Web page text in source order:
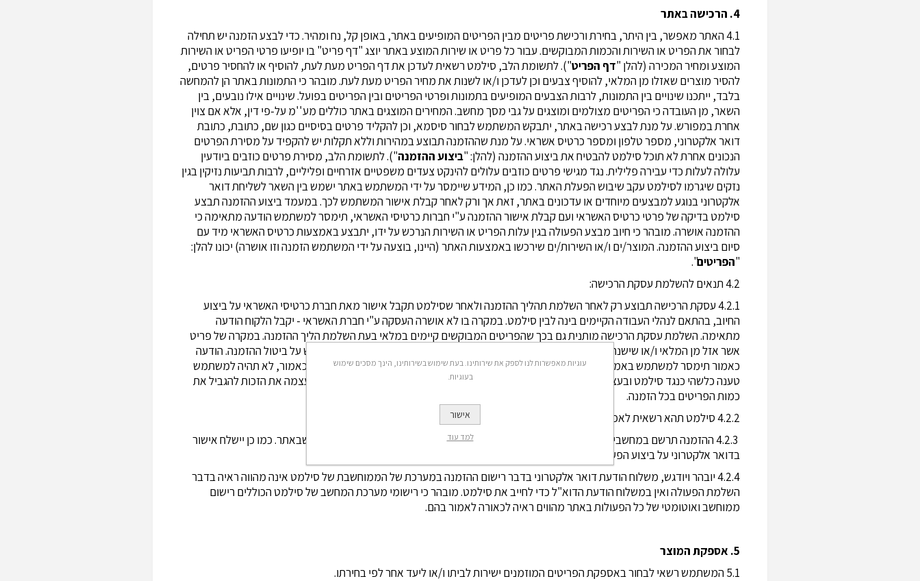
4. הרכישה באתר
4.1 האתר מאפשר, בין היתר, בחירת ורכישת פריטים מבין הפריטים המופיעים באתר, באופן קל, נח ומהיר. כדי לבצע הזמנה יש תחילה
לבחור את הפריט או השירות והכמות המבוקשים. עבור כל פריט או שירות המוצע באתר יוצג "דף פריט" בו יופיעו פרטי הפריט או השירות
המוצע ומחיר המכירה (להלן "דף הפריט"). לתשומת הלב, סילמט רשאית לעדכן את דף הפריט מעת לעת, להוסיף או להחסיר פרטים,
להסיר מוצרים שאזלו מן המלאי, להוסיף צבעים וכן לעדכן ו/או לשנות את מחיר הפריט מעת לעת. מובהר כי התמונות באתר הן להמחשה
בלבד, ייתכנו שינויים בין התמונות, לרבות הצבעים המופיעים בתמונות ופרטי הפריטים ובין הפריטים בפועל. שינויים אילו נובעים, בין
השאר, מן העובדה כי הפריטים מצולמים ומוצגים על גבי מסך מחשב. המחירים המוצגים באתר כוללים מע''מ על-פי דין, אלא אם צוין
אחרת במפורש. על מנת לבצע רכישה באתר, יתבקש המשתמש לבחור סיסמא, וכן להקליד פרטים בסיסיים כגון שם, כתובת, כתובת
דואר אלקטרוני, מספר טלפון ומספר כרטיס אשראי. על מנת שההזמנה תבוצע במהירות וללא תקלות יש להקפיד על מסירת הפרטים
הנכונים אחרת לא תוכל סילמט להבטיח את ביצוע ההזמנה (להלן: "ביצועההזמנה"). לתשומת הלב, מסירת פרטים כוזבים ביודעין
עלולה לעלות כדי עבירה פלילית. נגד מגישי פרטים כוזבים עלולים להינקט צעדים משפטיים אזרחיים ופליליים, לרבות תביעות נזיקין בגין
נזקים שיגרמו לסילמט עקב שיבוש הפעלת האתר. כמו כן, המידע שיימסר על ידי המשתמש באתר ישמש בין השאר לשליחת דואר
אלקטרוני בנוגע למבצעים מיוחדים או עדכונים באתר, זאת אך ורק לאחר קבלת אישור המשתמש לכך. במעמד ביצוע ההזמנה תבצע
סילמט בדיקה של פרטי כרטיס האשראי ועם קבלת אישור ההזמנה ע"י חברות כרטיסי האשראי, תימסר למשתמש הודעה מתאימה כי
ההזמנה אושרה. מובהר כי חיוב מבצע הפעולה בגין עלות הפריט או השירות הנרכש על ידו, יתבצע באמצעות כרטיס האשראי מיד עם
סיום ביצוע ההזמנה. המוצר/ים ו/או השירות/ים שירכשו באמצעות האתר (היינו, בוצעה על ידי המשתמש הזמנה וזו אושרה) יכונו להלן:
"הפריטים".
4.2 תנאים להשלמת עסקת הרכישה:
4.2.1 עסקת הרכישה תבוצע רק לאחר השלמת תהליך ההזמנה ולאחר שסילמט תקבל אישור מאת חברת כרטיסי האשראי על ביצוע
החיוב, בהתאם לנהלי העבודה הקיימים בינה לבין סילמט. במקרה בו לא אושרה העסקה ע"י חברת האשראי - יקבל הלקוח הודעה
מתאימה. השלמת עסקת הרכישה מותנית גם בכך שהפריטים המבוקשים קיימים במלאי בעת השלמת הליך ההזמנה. במקרה של פריט
אשר אזל מן המלאי ו/או שישנה בעיה באספקתו, מכל סיבה שהיא, תהיה סילמט רשאית להודיע למשתמש על ביטול ההזמנה. הודעה
כאמור תימסר למשתמש באמצעות דואר אלקטרוני ו/או בהודעה טלפונית, על פי בחירת סילמט. במקרה כאמור, לא תהיה למשתמש
טענה כלשהי כנגד סילמט ובעצם ביצוע ההזמנה, מוותר המשתמש על כל טענה כאמור. סילמט שומרת לעצמה את הזכות להגביל את
כמות הפריטים בכל הזמנה.
4.2.2 סילמט תהא רשאית לאפשר רכישה באמצעות אמצעי רכישה נוספים.
4.2.3 ההזמנה תרשם במחשבי סילמט וניתן יהיה לראותה ולעקוב אחר הטיפול בה בקישור "החשבון שלי" שבאתר. כמו כן יישלח אישור
בדואר אלקטרוני על ביצוע הפעולה בתוך 48 שעות מסיום ביצוע עסקת הרכישה על ידי המשתמש באתר.
4.2.4 יובהר ויודגש, משלוח הודעת דואר אלקטרוני בדבר רישום ההזמנה במערכת של הממוחשבת של סילמט אינה מהווה ראיה בדבר
השלמת הפעולה ואין במשלוח הודעת הדוא"ל כדי לחייב את סילמט. מובהר כי רישומי מערכת המחשב של סילמט הכוללים רישום
ממוחשב ואוטומטי של כל הפעולות באתר מהווים ראיה לכאורה לאמור בהם.
5. אספקת המוצר
5.1 המשתמש רשאי לבחור באספקת הפריטים המוזמנים ישירות לביתו ו/או ליעד אחר לפי בחירתו.
עוגיות מאפשרות לנו לספק את שירותינו. בעת שימוש בשירותינו, הינך מסכים שימוש
בעוגיות.
אישור
למד עוד